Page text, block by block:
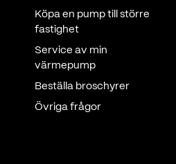
Köpa en pump till större
fastighet
Service av min
värmepump
Beställa broschyrer
Övriga frågor